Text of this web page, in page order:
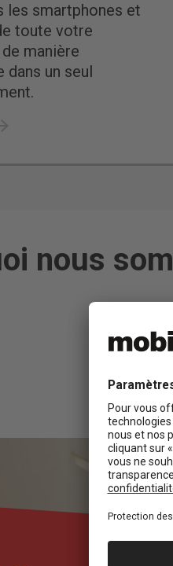
les smartphones et
toute votre
manière
dans un seul
nous